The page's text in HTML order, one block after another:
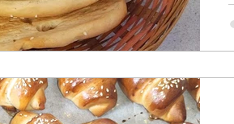
ממולאים לחמים